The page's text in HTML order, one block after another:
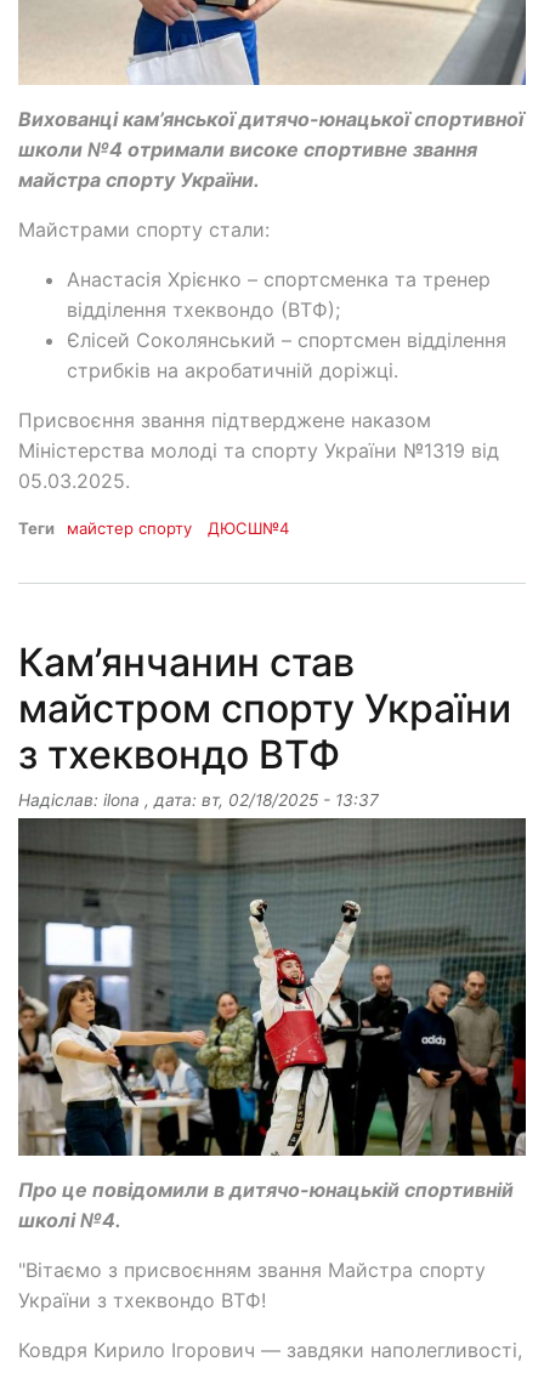
Вихованці кам’янської дитячо-юнацької спортивної
школи №4 отримали високе спортивне звання
майстра спорту України.
Майстрами спорту стали:
Анастасія Хрієнко – спортсменка та тренер
відділення тхеквондо (ВТФ);
Єлісей Соколянський – спортсмен відділення
стрибків на акробатичній доріжці.
Присвоєння звання підтверджене наказом
Міністерства молоді та спорту України №1319 від
05.03.2025.
Теги майстер спорту ДЮСШ№4
Кам’янчанин став
майстром спорту України
з тхеквондо ВТФ
Надіслав: ilona , дата: вт, 02/18/2025 - 13:37
Про це повідомили в дитячо-юнацькій спортивній
школі №4.
"Вітаємо з присвоєнням звання Майстра спорту
України з тхеквондо ВТФ!
Ковдря Кирило Ігорович — завдяки наполегливості,